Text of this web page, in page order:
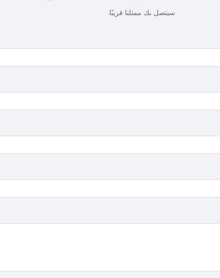
سيتصل بك ممثلنا قريبًا.